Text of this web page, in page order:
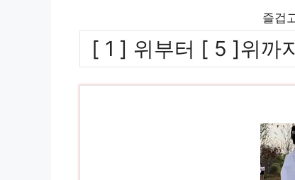
즐겁
[ 1 ] 위부터 [ 5 ]위까